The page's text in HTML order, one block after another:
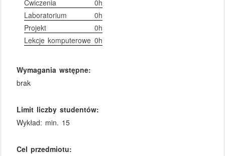
Ćwiczenia
0h
Laboratorium
0h
Projekt
0h
Lekcje komputerowe 0h
Wymagania wstępne:
brak
Limit liczby studentów:
Wykład: min. 15
Cel przedmiotu: